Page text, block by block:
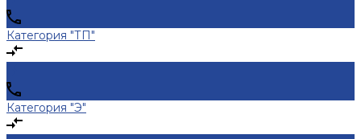
Категория "ТП"
Категория "Э"